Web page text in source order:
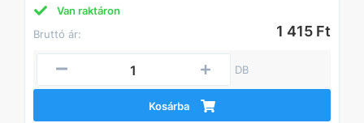
Van raktáron
Bruttó ár:
1 415 Ft
DB
Kosárba